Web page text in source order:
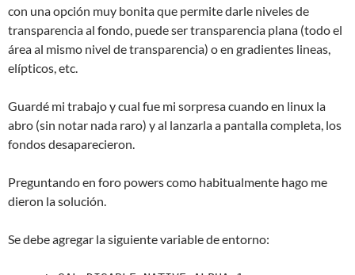
con una opción muy bonita que permite darle niveles de
transparencia al fondo, puede ser transparencia plana (todo el
área al mismo nivel de transparencia) o en gradientes lineas,
elípticos, etc.
Guardé mi trabajo y cual fue mi sorpresa cuando en linux la
abro (sin notar nada raro) y al lanzarla a pantalla completa, los
fondos desaparecieron.
Preguntando en foro powers como habitualmente hago me
dieron la solución.
Se debe agregar la siguiente variable de entorno: